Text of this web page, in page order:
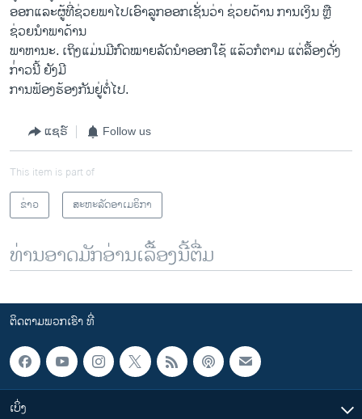
ອອກແລະຜູ້ທີ່ຊ່ວຍພາໄປເອົາລູກອອກເຊັ່ນວ່າ ຊ່ວຍດ້ານ ການເງິນ ຫຼື
ຊ່ວຍນຳພາດ້ານ
ພາຫານະ. ເຖິງແມ່ນມີກົດໝາຍລັດນຳອອກໃຊ້ ແລ້ວກໍຕາມ ແຕ່ລື້ອງດັ່ງ
ກ່່າວນີ້ ຍັງມີ
ການຟ້ອງຮ້ອງກັນຢູ່ຕໍ່ໄປ.
ແຊຣ໌ Follow us
This item is part of
ຂ່າວ
ສະຫະລັດອາເມຣິກາ
ທ່ານອາດມັກອ່ານເລື້ອງນີ້ຕື່ມ
ຕິດຕາມພວກເຮົາ ທີ່
ເບິ່ງ